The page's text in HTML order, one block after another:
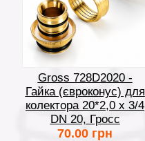
Gross 728D2020 -
Гайка (євроконус) для
колектора 20*2,0 х 3/4
DN 20, Гросс
70.00 грн